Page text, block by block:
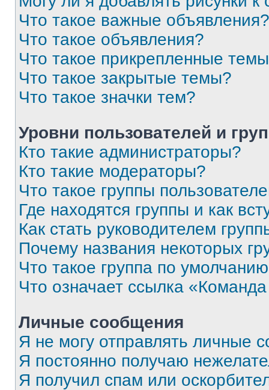
Что такое важные объявления?
Что такое объявления?
Что такое прикрепленные
Что такое закрытые темы?
Что такое значки тем?
Уровни пользователей и
Кто такие администраторы?
Кто такие модераторы?
Что такое группы
Где находятся группы и как
Как стать руководителем
Почему названия некоторых
Что такое группа по
Что означает ссылка
Личные сообщения
Я не могу отправлять личные
Я постоянно получаю
Я получил спам или